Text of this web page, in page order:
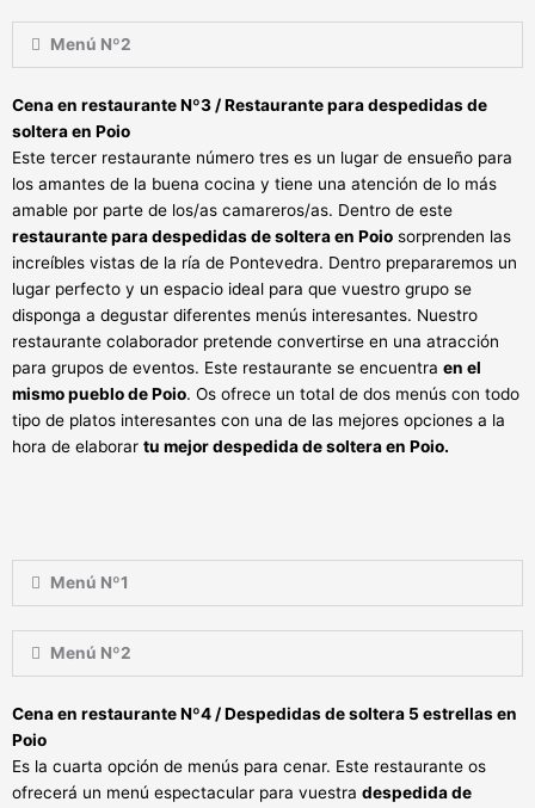
Menú Nº2
Cena en restaurante Nº3 / Restaurante para despedidas de
soltera en Poio
Este tercer restaurante número tres es un lugar de ensueño para
los amantes de la buena cocina y tiene una atención de lo más
amable por parte de los/as camareros/as. Dentro de este
restaurante para despedidas de soltera en Poio sorprenden las
increíbles vistas de la ría de Pontevedra. Dentro prepararemos un
lugar perfecto y un espacio ideal para que vuestro grupo se
disponga a degustar diferentes menús interesantes. Nuestro
restaurante colaborador pretende convertirse en una atracción
para grupos de eventos. Este restaurante se encuentra en el
mismo pueblo de Poio. Os ofrece un total de dos menús con todo
tipo de platos interesantes con una de las mejores opciones a la
hora de elaborar tu mejor despedida de soltera en Poio.
Menú Nº1
Menú Nº2
Cena en restaurante Nº4 / Despedidas de soltera 5 estrellas en
Poio
Es la cuarta opción de menús para cenar. Este restaurante os
ofrecerá un menú espectacular para vuestra despedida de